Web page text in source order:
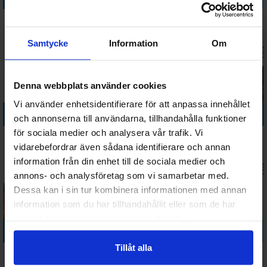
Samtycke Information Om
Denna webbplats använder cookies
Vi använder enhetsidentifierare för att anpassa innehållet
och annonserna till användarna, tillhandahålla funktioner
för sociala medier och analysera vår trafik. Vi
vidarebefordrar även sådana identifierare och annan
information från din enhet till de sociala medier och
annons- och analysföretag som vi samarbetar med.
Dessa kan i sin tur kombinera informationen med annan
information som du har tillhandahållit eller som de har
Tillåt alla
Svensk
Brädspel
Stardew
Game
2026-
Köp
Summoner
Wars Master
Set BrädspelVäntas in:
2026-08-11
Köp
Game of
Thrones 2nd
edition
Brädspel
594 SEK I lager:5
Köp
Star Wars
Imperial
Assault
Brädspel
1 098 SEK I lager:1
Köp
Crusoe 2nd
Edition
Brädspel
436 SEK 2026-
Köp
Brädspel
Köp
Unmatched
Volume Two
Köp
Clank Legacy
2 Brädspel
Köp
Raveness